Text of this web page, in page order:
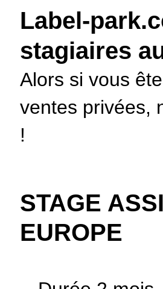
Label-
stagiaires
Alors si vous
ventes privées,
!
STAGE
EUROPE